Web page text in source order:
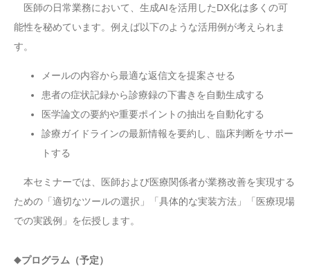
医師の日常業務において、生成AIを活用したDX化は多くの可
能性を秘めています。例えば以下のような活用例が考えられま
す。
メールの内容から最適な返信文を提案させる
患者の症状記録から診療録の下書きを自動生成する
医学論文の要約や重要ポイントの抽出を自動化する
診療ガイドラインの最新情報を要約し、臨床判断をサポー
トする
本セミナーでは、医師および医療関係者が業務改善を実現する
ための「適切なツールの選択」「具体的な実装方法」「医療現場
での実践例」を伝授します。
◆プログラム（予定）